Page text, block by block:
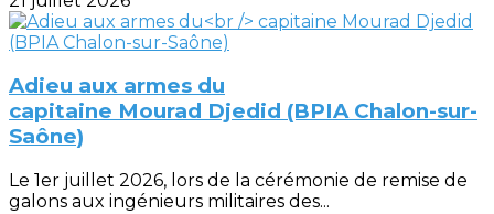
Adieu aux armes du
capitaine Mourad Djedid (BPIA Chalon-sur-
Saône)
Le 1er juillet 2026, lors de la cérémonie de remise de
galons aux ingénieurs militaires des...